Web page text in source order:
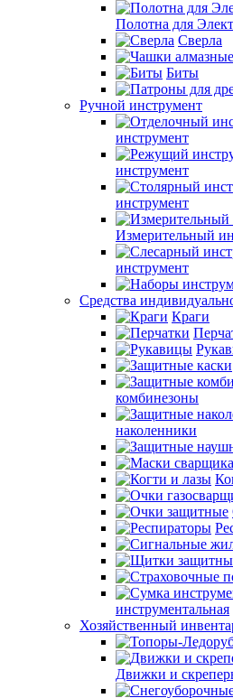
Полотна для
Сверла
Биты
Ручной инструмент
инструмент
инструмент
инструмент
Измерительный
инструмент
Средства
Краги
комбинезоны
наколенники
инструментальная
Хозяйственный
Движки и